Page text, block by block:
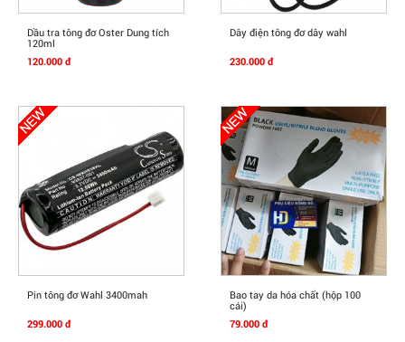
Mua Ngay
Dầu tra tông đơ Oster Dung tích
120ml
120.000 đ
Mua Ngay
Dây điện tông đơ dây wahl
230.000 đ
Mua Ngay
Pin tông đơ Wahl 3400mah
299.000 đ
Mua Ngay
Bao tay da hóa chất (hộp 100
cái)
79.000 đ